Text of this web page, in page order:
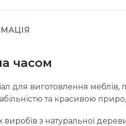
часом
для виготовлення меблів,
та красивою
з натуральної